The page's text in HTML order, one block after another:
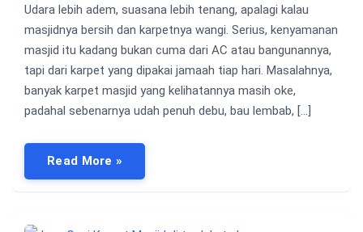
Udara lebih adem, suasana lebih tenang, apalagi kalau
masjidnya bersih dan karpetnya wangi. Serius, kenyamanan
masjid itu kadang bukan cuma dari AC atau bangunannya,
tapi dari karpet yang dipakai jamaah tiap hari. Masalahnya,
banyak karpet masjid yang kelihatannya masih oke,
padahal sebenarnya udah penuh debu, bau lembab, […]
Read More »